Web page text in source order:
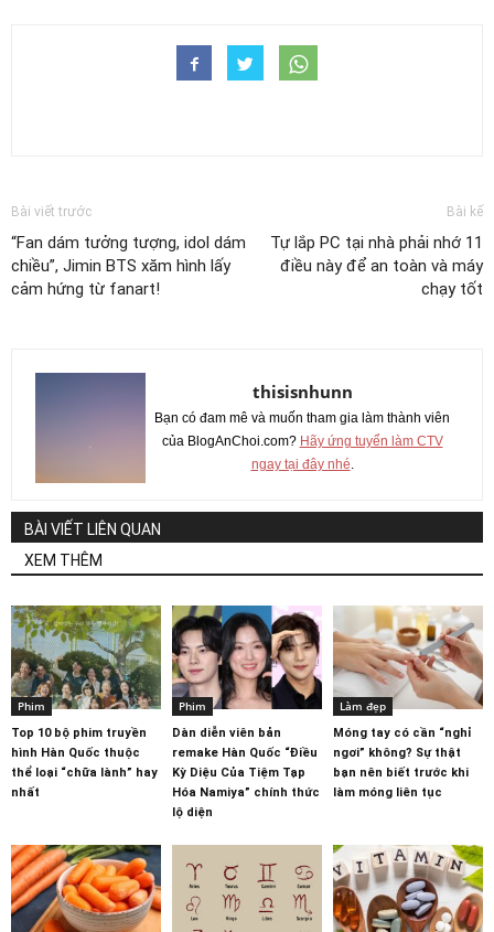
Bài viết trước
“Fan dám tưởng tượng, idol dám
chiều”, Jimin BTS xăm hình lấy
cảm hứng từ fanart!
Bài kế
Tự lắp PC tại nhà phải nhớ 11
điều này để an toàn và máy
chạy tốt
thisisnhunn
Bạn có đam mê và muốn tham gia làm thành viên
của BlogAnChoi.com? Hãy ứng tuyển làm CTV
ngay tại đây nhé.
BÀI VIẾT LIÊN QUAN
XEM THÊM
Phim
Top 10 bộ phim truyền
hình Hàn Quốc thuộc
thể loại “chữa lành” hay
nhất
Phim
Dàn diễn viên bản
remake Hàn Quốc “Điều
Kỳ Diệu Của Tiệm Tạp
Hóa Namiya” chính thức
lộ diện
Làm đẹp
Móng tay có cần “nghỉ
ngơi” không? Sự thật
bạn nên biết trước khi
làm móng liên tục